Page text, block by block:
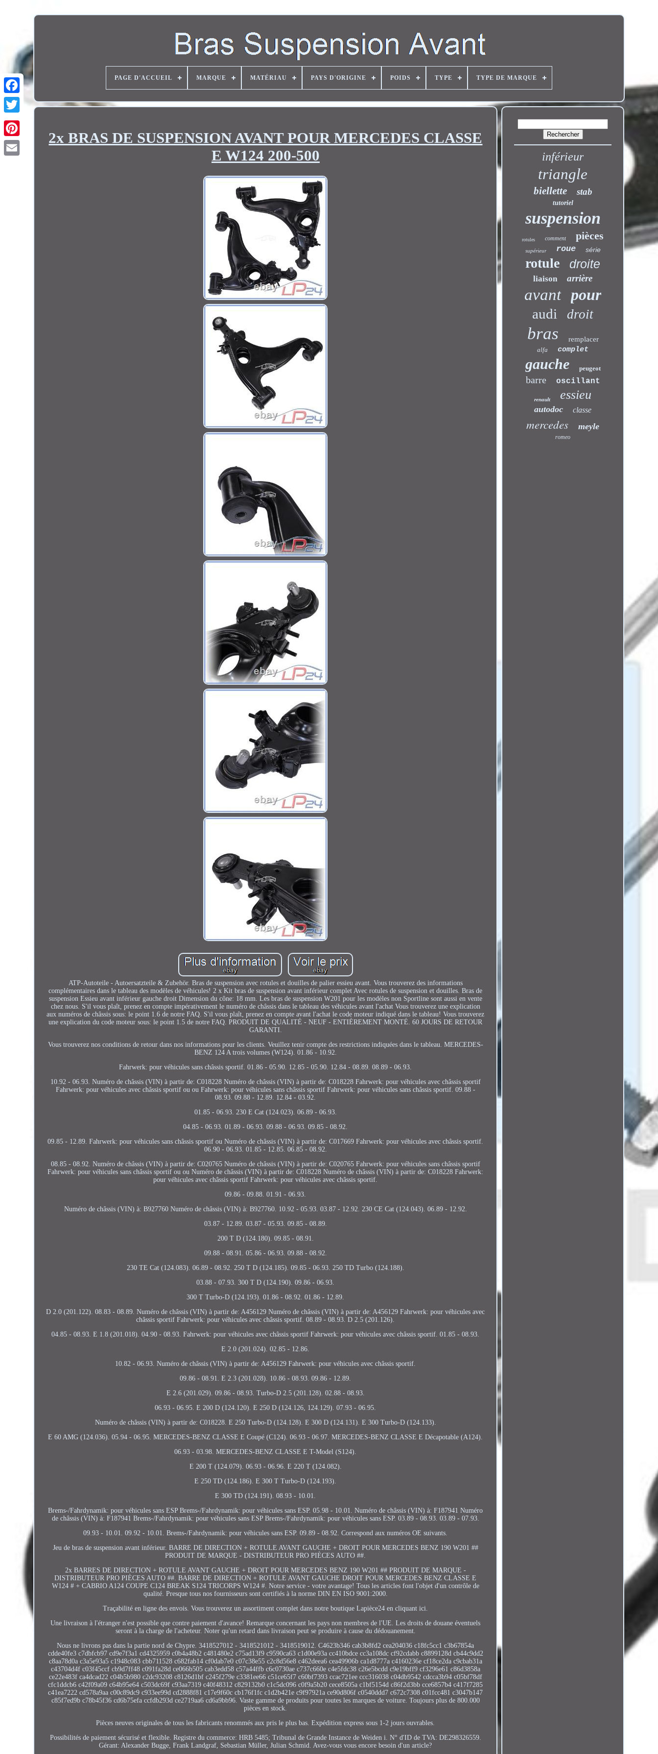
Twitter
PAGE D'ACCUEIL MARQUE MATÉRIAU PAYS D'ORIGINE POIDS TYPE TYPE DE MARQUE
2x BRAS DE SUSPENSION AVANT POUR MERCEDES CLASSE
E W124 200-500
ATP-Autoteile - Autoersatzteile & Zubehör. Bras de suspension avec rotules et douilles de palier essieu avant. Vous trouverez des informations
complémentaires dans le tableau des modèles de véhicules! 2 x Kit bras de suspension avant inférieur complet Avec rotules de suspension et douilles. Bras de
suspension Essieu avant inférieur gauche droit Dimension du cône: 18 mm. Les bras de suspension W201 pour les modèles non Sportline sont aussi en vente
chez nous. S'il vous plaît, prenez en compte impérativement le numéro de châssis dans le tableau des véhicules avant l'achat Vous trouverez une explication
aux numéros de châssis sous: le point 1.6 de notre FAQ. S'il vous plaît, prenez en compte avant l'achat le code moteur indiqué dans le tableau! Vous trouverez
une explication du code moteur sous: le point 1.5 de notre FAQ. PRODUIT DE QUALITÉ - NEUF - ENTIÈREMENT MONTÉ. 60 JOURS DE RETOUR
GARANTI.
Vous trouverez nos conditions de retour dans nos informations pour les clients. Veuillez tenir compte des restrictions indiquées dans le tableau. MERCEDES-
BENZ 124 A trois volumes (W124). 01.86 - 10.92.
Fahrwerk: pour véhicules sans châssis sportif. 01.86 - 05.90. 12.85 - 05.90. 12.84 - 08.89. 08.89 - 06.93.
10.92 - 06.93. Numéro de châssis (VIN) à partir de: C018228 Numéro de châssis (VIN) à partir de: C018228 Fahrwerk: pour véhicules avec châssis sportif
Fahrwerk: pour véhicules avec châssis sportif ou ou Fahrwerk: pour véhicules sans châssis sportif Fahrwerk: pour véhicules sans châssis sportif. 09.88 -
08.93. 09.88 - 12.89. 12.84 - 03.92.
01.85 - 06.93. 230 E Cat (124.023). 06.89 - 06.93.
04.85 - 06.93. 01.89 - 06.93. 09.88 - 06.93. 09.85 - 08.92.
09.85 - 12.89. Fahrwerk: pour véhicules sans châssis sportif ou Numéro de châssis (VIN) à partir de: C017669 Fahrwerk: pour véhicules avec châssis sportif.
06.90 - 06.93. 01.85 - 12.85. 06.85 - 08.92.
08.85 - 08.92. Numéro de châssis (VIN) à partir de: C020765 Numéro de châssis (VIN) à partir de: C020765 Fahrwerk: pour véhicules sans châssis sportif
Fahrwerk: pour véhicules sans châssis sportif ou ou Numéro de châssis (VIN) à partir de: C018228 Numéro de châssis (VIN) à partir de: C018228 Fahrwerk:
pour véhicules avec châssis sportif Fahrwerk: pour véhicules avec châssis sportif.
09.86 - 09.88. 01.91 - 06.93.
Numéro de châssis (VIN) à: B927760 Numéro de châssis (VIN) à: B927760. 10.92 - 05.93. 03.87 - 12.92. 230 CE Cat (124.043). 06.89 - 12.92.
03.87 - 12.89. 03.87 - 05.93. 09.85 - 08.89.
200 T D (124.180). 09.85 - 08.91.
09.88 - 08.91. 05.86 - 06.93. 09.88 - 08.92.
230 TE Cat (124.083). 06.89 - 08.92. 250 T D (124.185). 09.85 - 06.93. 250 TD Turbo (124.188).
03.88 - 07.93. 300 T D (124.190). 09.86 - 06.93.
300 T Turbo-D (124.193). 01.86 - 08.92. 01.86 - 12.89.
D 2.0 (201.122). 08.83 - 08.89. Numéro de châssis (VIN) à partir de: A456129 Numéro de châssis (VIN) à partir de: A456129 Fahrwerk: pour véhicules avec
châssis sportif Fahrwerk: pour véhicules avec châssis sportif. 08.89 - 08.93. D 2.5 (201.126).
04.85 - 08.93. E 1.8 (201.018). 04.90 - 08.93. Fahrwerk: pour véhicules avec châssis sportif Fahrwerk: pour véhicules avec châssis sportif. 01.85 - 08.93.
E 2.0 (201.024). 02.85 - 12.86.
10.82 - 06.93. Numéro de châssis (VIN) à partir de: A456129 Fahrwerk: pour véhicules avec châssis sportif.
09.86 - 08.91. E 2.3 (201.028). 10.86 - 08.93. 09.86 - 12.89.
E 2.6 (201.029). 09.86 - 08.93. Turbo-D 2.5 (201.128). 02.88 - 08.93.
06.93 - 06.95. E 200 D (124.120). E 250 D (124.126, 124.129). 07.93 - 06.95.
Numéro de châssis (VIN) à partir de: C018228. E 250 Turbo-D (124.128). E 300 D (124.131). E 300 Turbo-D (124.133).
E 60 AMG (124.036). 05.94 - 06.95. MERCEDES-BENZ CLASSE E Coupé (C124). 06.93 - 06.97. MERCEDES-BENZ CLASSE E Décapotable (A124).
06.93 - 03.98. MERCEDES-BENZ CLASSE E T-Model (S124).
E 200 T (124.079). 06.93 - 06.96. E 220 T (124.082).
E 250 TD (124.186). E 300 T Turbo-D (124.193).
E 300 TD (124.191). 08.93 - 10.01.
Brems-/Fahrdynamik: pour véhicules sans ESP Brems-/Fahrdynamik: pour véhicules sans ESP. 05.98 - 10.01. Numéro de châssis (VIN) à: F187941 Numéro
de châssis (VIN) à: F187941 Brems-/Fahrdynamik: pour véhicules sans ESP Brems-/Fahrdynamik: pour véhicules sans ESP. 03.89 - 08.93. 03.89 - 07.93.
09.93 - 10.01. 09.92 - 10.01. Brems-/Fahrdynamik: pour véhicules sans ESP. 09.89 - 08.92. Correspond aux numéros OE suivants.
Jeu de bras de suspension avant inférieur. BARRE DE DIRECTION + ROTULE AVANT GAUCHE + DROIT POUR MERCEDES BENZ 190 W201 ##
PRODUIT DE MARQUE - DISTRIBUTEUR PRO PIÈCES AUTO ##.
2x BARRES DE DIRECTION + ROTULE AVANT GAUCHE + DROIT POUR MERCEDES BENZ 190 W201 ## PRODUIT DE MARQUE -
DISTRIBUTEUR PRO PIÈCES AUTO ##. BARRE DE DIRECTION + ROTULE AVANT GAUCHE DROIT POUR MERCEDES BENZ CLASSE E
W124 # + CABRIO A124 COUPE C124 BREAK S124 TRICORPS W124 #. Notre service - votre avantage! Tous les articles font l'objet d'un contrôle de
qualité. Presque tous nos fournisseurs sont certifiés à la norme DIN EN ISO 9001:2000.
Traçabilité en ligne des envois. Vous trouverez un assortiment complet dans notre boutique Lapièce24 en cliquant ici.
Une livraison à l'étranger n'est possible que contre paiement d'avance! Remarque concernant les pays non membres de l'UE. Les droits de douane éventuels
seront à la charge de l'acheteur. Noter qu'un retard dans livraison peut se produire à cause du dédouanement.
Nous ne livrons pas dans la partie nord de Chypre. 3418527012 - 3418521012 - 3418519012. C4623b346 cab3b8fd2 cea204036 c18fc5cc1 c3b67854a
cdde40fe3 c7dbfcb97 cd9e7f3a1 cd4325959 c0b4a48b2 c481480e2 c75ad13f9 c9590ca63 c1d00e93a cc410bdce cc3a108dc cf92cdabb c8899128d cb44c9dd2
c8aa78d0a c3a5e93a5 c1948c083 cbb711528 c682fab14 cf0dab7e0 c07c38e55 c2c8d56e8 c462deea6 cea49906b ca1d8777a c4160236e cf18ce2da c9cbab31a
c43704d4f c03f45ccf cb9d7ff48 c091fa28d ce066b505 cab3edd58 c57a44ffb c6c0730ae c737c660e c4e5fdc38 c26e5bcdd c9e19bff9 cf3296e61 c86d3858a
ce22e483f ca4dcad22 c04b5b980 c2dc93208 c8126d1bf c245f279e c3381ee66 c51ce65f7 c60bf7393 ccac721ee ccc316038 c04db9542 cdcca3b94 c05bf78df
cfc1ddcb6 c42f09a09 c64b95e64 c503dc69f c93aa7319 c40f48312 c829132b0 c1c5dc096 c0f9a5b20 cece8505a c1bf5154d c86f2d3bb cce6857b4 c417f7285
c41ea7222 cd578a9aa c00c89dc9 c933ee99d cd2888f81 c17e9f60c cb176f1fc c1d2b421e c9f97921a ce90d806f c0540ddd7 c672c7308 c01fcc481 c3047b147
c85f7ed9b c78b45f36 cd6b75efa ccfdb293d ce2719aa6 cd6a9bb96. Vaste gamme de produits pour toutes les marques de voiture. Toujours plus de 800.000
pièces en stock.
Pièces neuves originales de tous les fabricants renommés aux pris le plus bas. Expédition express sous 1-2 jours ouvrables.
Possibilités de paiement sécurisé et flexible. Registre du commerce: HRB 5485; Tribunal de Grande Instance de Weiden i. N° d'ID de TVA: DE298326559.
Gérant: Alexander Bugge, Frank Landgraf, Sebastian Müller, Julian Schmid. Avez-vous vous encore besoin d'un article?
inférieur
triangle
biellette stab
tutoriel
suspension
rotules comment pièces
supérieur roue série
rotule droite
liaison arrière
avant pour
audi droit
bras remplacer
alfa complet
gauche peugeot
barre oscillant
renault essieu
autodoc classe
mercedes meyle
romeo